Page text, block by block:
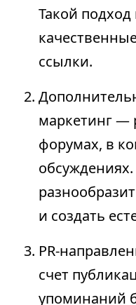
Такой подход
ссылки.
маркетинг —
форумах, в
и создать
PR-
счет
упоминаний